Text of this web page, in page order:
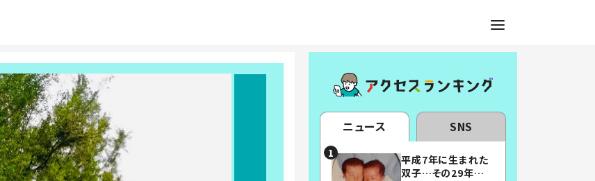
ニュース SNS
平成7年に生まれた
双子…その29年後